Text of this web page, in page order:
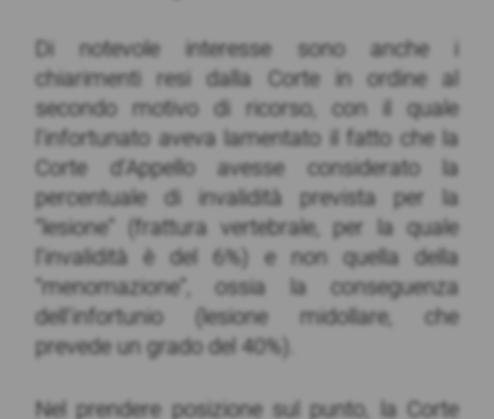
Di notevole interesse sono anche i
chiarimenti resi dalla Corte in ordine al
secondo motivo di ricorso, con il quale
l’infortunato aveva lamentato il fatto che la
Corte d’Appello avesse considerato la
percentuale di invalidità prevista per la
“lesione” (frattura vertebrale, per la quale
l’invalidità è del 6%) e non quella della
“menomazione”, ossia la conseguenza
dell’infortunio (lesione midollare, che
prevede un grado del 40%).
Nel prendere posizione sul punto, la Corte